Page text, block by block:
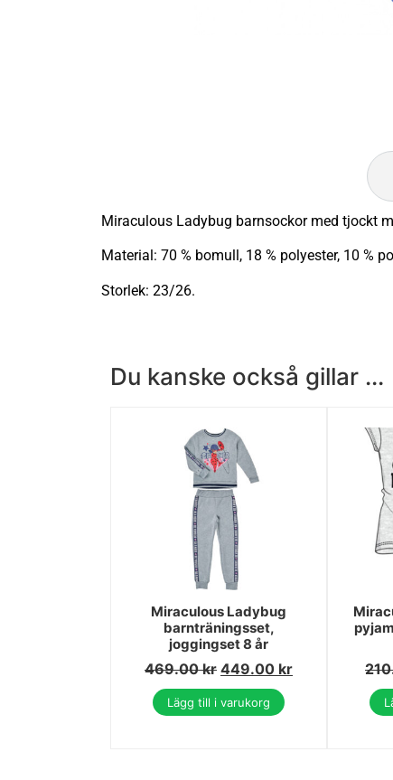
Miraculous Ladybug barnsockor med tjockt
Material: 70 % bomull, 18 % polyester, 10 %
Storlek: 23/26.
Du kanske också gillar ...
Miraculous Ladybug
barnträningsset,
joggingset 8 år
469.00kr 449.00 kr
Lägg till i varukorg